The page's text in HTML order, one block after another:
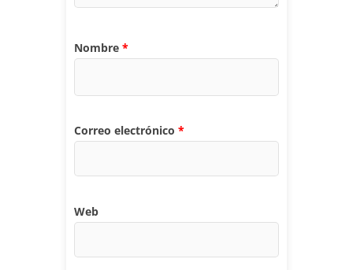
Nombre *
Correo electrónico *
Web